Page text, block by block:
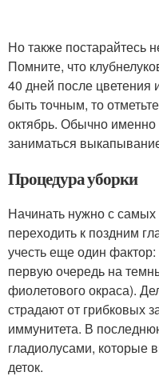
Но также постарайтесь
Помните, что
40 дней после цветения
быть точным, то
октябрь. Обычно именно
заниматься
Процедура уборки
Начинать нужно с
переходить к поздним
учесть еще один
первую очередь на
фиолетового окраса).
страдают от грибковых
иммунитета. В
гладиолусами, которые
деток.